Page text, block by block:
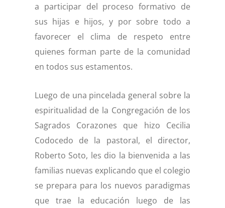
a participar del proceso formativo de
sus hijas e hijos, y por sobre todo a
favorecer el clima de respeto entre
quienes forman parte de la comunidad
en todos sus estamentos.
Luego de una pincelada general sobre la
espiritualidad de la Congregación de los
Sagrados Corazones que hizo Cecilia
Codocedo de la pastoral, el director,
Roberto Soto, les dio la bienvenida a las
familias nuevas explicando que el colegio
se prepara para los nuevos paradigmas
que trae la educación luego de las